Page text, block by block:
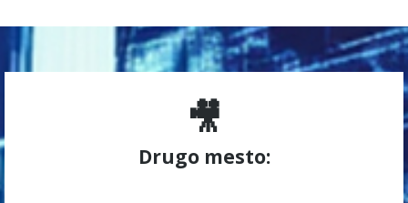
🎥
Drugo mesto: